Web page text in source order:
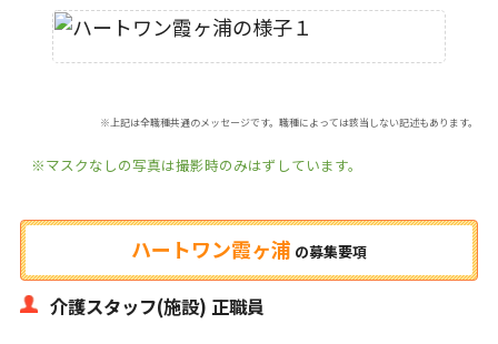
※上記は全職種共通のメッセージです。職種によっては該当しない記述もあります。
※マスクなしの写真は撮影時のみはずしています。
ハートワン霞ヶ浦 の募集要項
介護スタッフ(施設) 正職員